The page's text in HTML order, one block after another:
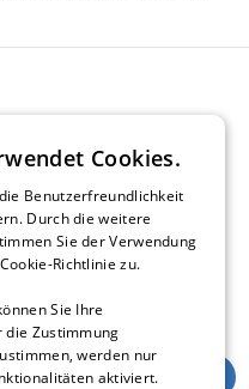
Cookies.
Benutzerfreundlichkeit
Durch die weitere
Sie der Verwendung
Richtlinie zu.
Sie Ihre
die Zustimmung
werden nur
aktiviert.